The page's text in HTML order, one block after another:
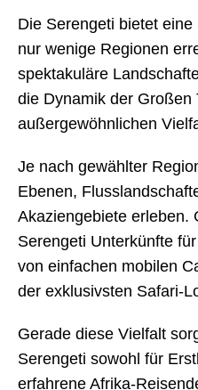
Die Serengeti bietet
nur wenige Regionen
spektakuläre
die Dynamik der Großen
außergewöhnlichen
Je nach gewählter
Ebenen,
Akaziengebiete erleben.
Serengeti Unterkünfte
von einfachen mobilen
der exklusivsten Safari-
Gerade diese Vielfalt
Serengeti sowohl für
erfahrene Afrika-